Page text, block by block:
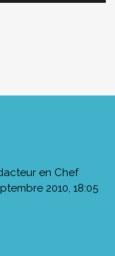
en Chef
2010, 18:05